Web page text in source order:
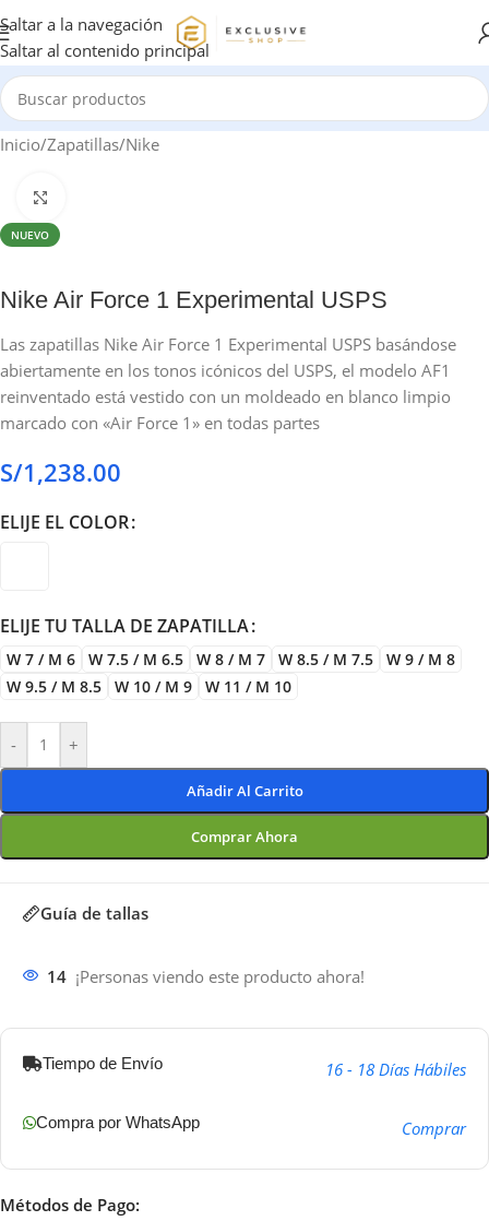
Saltar a la navegación
Saltar al contenido principal
Inicio/Zapatillas/Nike
NUEVO
Nike Air Force 1 Experimental USPS
Las zapatillas Nike Air Force 1 Experimental USPS basándose
abiertamente en los tonos icónicos del USPS, el modelo AF1
reinventado está vestido con un moldeado en blanco limpio
marcado con «Air Force 1» en todas partes
S/1,238.00
ELIJE EL COLOR
ELIJE TU TALLA DE ZAPATILLA
W 7 / M 6 W 7.5 / M 6.5 W 8 / M 7 W 8.5 / M 7.5
W 9 / M 8
W 9.5 / M 8.5
W 10 / M 9 W 11 / M 10
- +
Añadir Al Carrito
Comprar Ahora
Guía de tallas
14 ¡Personas viendo este producto ahora!
Tiempo de Envío 16 - 18 Días Hábiles
Compra por WhatsApp Comprar
Métodos de Pago: